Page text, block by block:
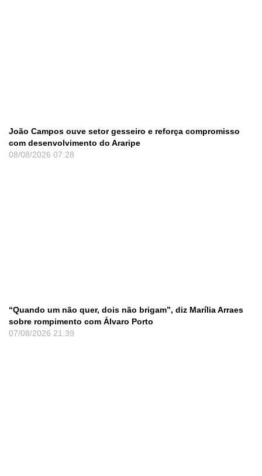
João Campos ouve setor gesseiro e reforça compromisso
com desenvolvimento do Araripe
08/08/2026 07:28
“Quando um não quer, dois não brigam”, diz Marília Arraes
sobre rompimento com Álvaro Porto
07/08/2026 21:39